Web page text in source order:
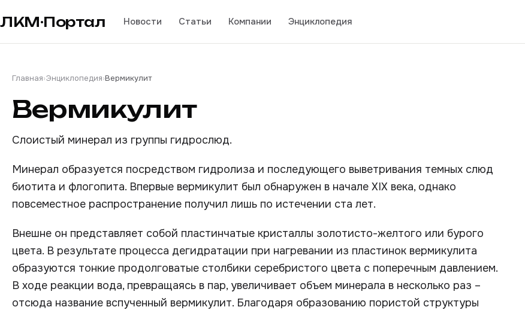
ЛКМ·Портал Новости Статьи Компании Энциклопедия
Главная›Энциклопедия›Вермикулит
Вермикулит
Слоистый минерал из группы гидрослюд.
Минерал образуется посредством гидролиза и последующего выветривания темных слюд
биотита и флогопита. Впервые вермикулит был обнаружен в начале XIX века, однако
повсеместное распространение получил лишь по истечении ста лет.
Внешне он представляет собой пластинчатые кристаллы золотисто-желтого или бурого
цвета. В результате процесса дегидратации при нагревании из пластинок вермикулита
образуются тонкие продолговатые столбики серебристого цвета с поперечным давлением.
В ходе реакции вода, превращаясь в пар, увеличивает объем минерала в несколько раз –
отсюда название вспученный вермикулит. Благодаря образованию пористой структуры